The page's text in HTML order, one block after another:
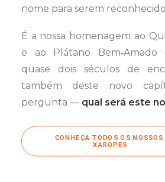
nome para serem
É a nossa homenagem ao
e ao Plátano
quase dois séculos de
também deste novo
pergunta — qual será este
CONHEÇA TODOS OS NOSSOS
XAROPES